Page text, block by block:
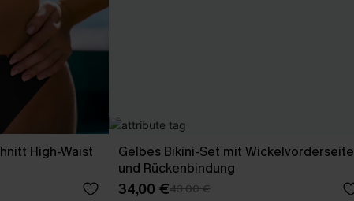
High-Waist
Gelbes Bikini-Set mit Wickelvorderseite
und Rückenbindung
34,00 €43,00 €